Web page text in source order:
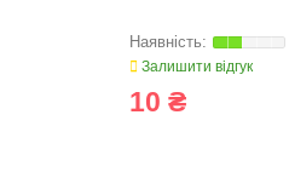
Залишити відгук
10 ₴